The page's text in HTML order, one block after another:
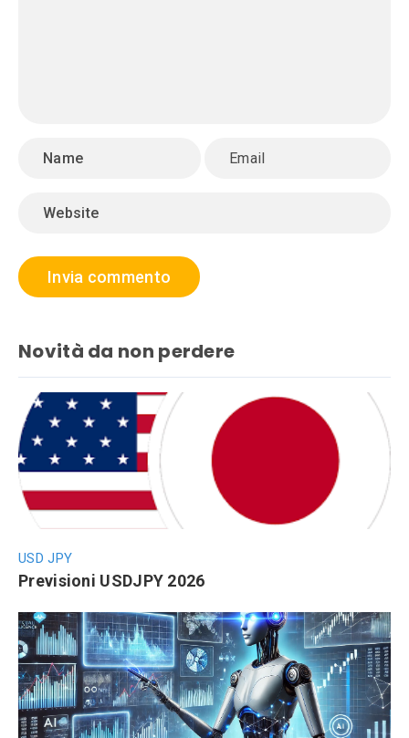
Novità da non perdere
USD JPY
Previsioni USDJPY 2026